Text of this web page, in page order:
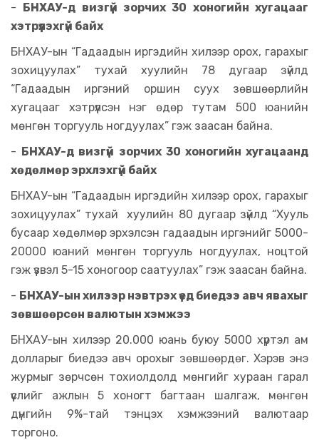
- БНХАУ-д визгүй зорчих 30 хоногийн хугацааг
хэтрүүлэхгүй байх
БНХАУ-ын “Гадаадын иргэдийн хилээр орох, гарахыг
зохицуулах” тухай хуулийн 78 дугаар зүйлд
“Гадаадын иргэний оршин суух зөвшөөрлийн
хугацааг хэтрүүлсэн нэг өдөр тутам 500 юанийн
мөнгөн торгууль ногдуулах” гэж заасан байна.
- БНХАУ-д визгүй зорчих 30 хоногийн хугацаанд
хөдөлмөр эрхлэхгүй байх
БНХАУ-ын “Гадаадын иргэдийн хилээр орох, гарахыг
зохицуулах” тухай хуулийн 80 дугаар зүйлд “Хууль
бусаар хөдөлмөр эрхэлсэн гадаадын иргэнийг 5000-
20000 юаний мөнгөн торгууль ногдуулах, ноцтой
гэж үзвэл 5-15 хоногоор саатуулах” гэж заасан байна.
- БНХАУ-ын хилээр нэвтрэх үед биедээ авч явахыг
зөвшөөрсөн валютын хэмжээ
БНХАУ-ын хилээр 20.000 юань буюу 5000 хүртэл ам
долларыг биедээ авч орохыг зөвшөөрдөг. Хэрэв энэ
журмыг зөрчсөн тохиолдолд мөнгийг хураан гарал
үүслийг ажлын 5 хоногт багтаан шалгаж, мөнгөн
дүнгийн 9%-тай тэнцэх хэмжээний валютаар
торгоно.